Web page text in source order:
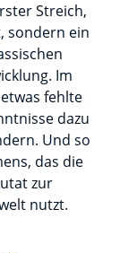
Streich,
sondern ein
Im
fehlte
dazu
Und so
das die
zur
nutzt.